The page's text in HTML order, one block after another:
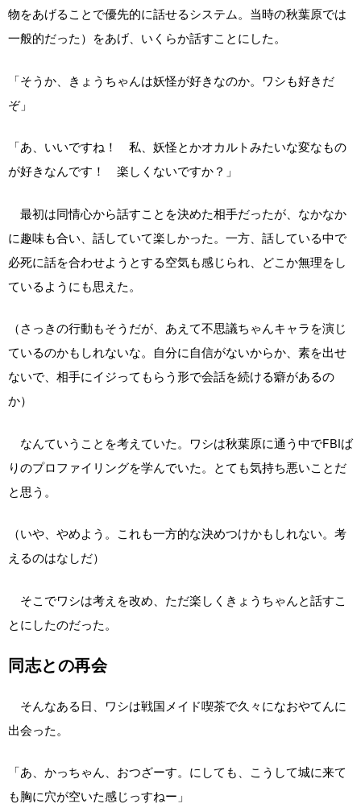
物をあげることで優先的に話せるシステム。当時の秋葉原では
一般的だった）をあげ、いくらか話すことにした。
「そうか、きょうちゃんは妖怪が好きなのか。ワシも好きだ
ぞ」
「あ、いいですね！ 私、妖怪とかオカルトみたいな変なもの
が好きなんです！ 楽しくないですか？」
最初は同情心から話すことを決めた相手だったが、なかなか
に趣味も合い、話していて楽しかった。一方、話している中で
必死に話を合わせようとする空気も感じられ、どこか無理をし
ているようにも思えた。
（さっきの行動もそうだが、あえて不思議ちゃんキャラを演じ
ているのかもしれないな。自分に自信がないからか、素を出せ
ないで、相手にイジってもらう形で会話を続ける癖があるの
か）
なんていうことを考えていた。ワシは秋葉原に通う中でFBIば
りのプロファイリングを学んでいた。とても気持ち悪いことだ
と思う。
（いや、やめよう。これも一方的な決めつけかもしれない。考
えるのはなしだ）
そこでワシは考えを改め、ただ楽しくきょうちゃんと話すこ
とにしたのだった。
同志との再会
そんなある日、ワシは戦国メイド喫茶で久々になおやてんに
出会った。
「あ、かっちゃん、おつざーす。にしても、こうして城に来て
も胸に穴が空いた感じっすねー」